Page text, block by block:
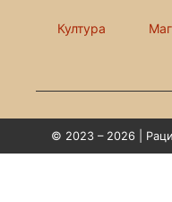
Култура
© 2023 – 2026 |